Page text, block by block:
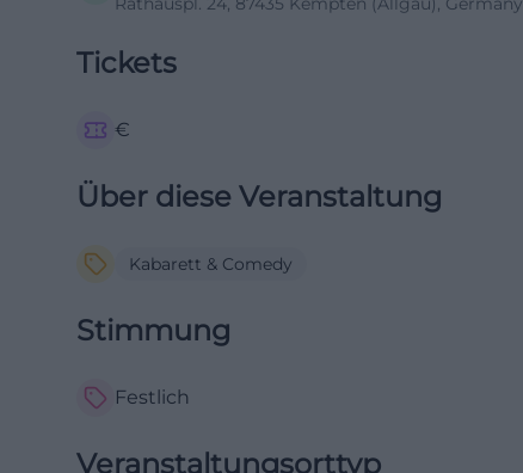
Tickets
€
Über diese Veranstaltung
Kabarett & Comedy
Stimmung
Festlich
Veranstaltungsorttyp